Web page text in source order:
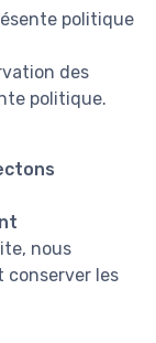
politique
des
politique.
nous
conserver les